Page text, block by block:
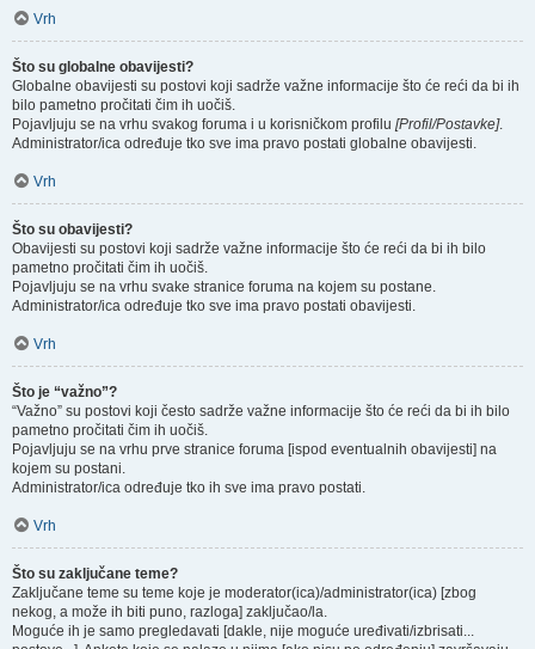
Vrh
Što su globalne obavijesti?
Globalne obavijesti su postovi koji sadrže važne informacije što će reći da bi ih
bilo pametno pročitati čim ih uočiš.
Pojavljuju se na vrhu svakog foruma i u korisničkom profilu [Profil/Postavke].
Administrator/ica određuje tko sve ima pravo postati globalne obavijesti.
Vrh
Što su obavijesti?
Obavijesti su postovi koji sadrže važne informacije što će reći da bi ih bilo
pametno pročitati čim ih uočiš.
Pojavljuju se na vrhu svake stranice foruma na kojem su postane.
Administrator/ica određuje tko sve ima pravo postati obavijesti.
Vrh
Što je “važno”?
“Važno” su postovi koji često sadrže važne informacije što će reći da bi ih bilo
pametno pročitati čim ih uočiš.
Pojavljuju se na vrhu prve stranice foruma [ispod eventualnih obavijesti] na
kojem su postani.
Administrator/ica određuje tko ih sve ima pravo postati.
Vrh
Što su zaključane teme?
Zaključane teme su teme koje je moderator(ica)/administrator(ica) [zbog
nekog, a može ih biti puno, razloga] zaključao/la.
Moguće ih je samo pregledavati [dakle, nije moguće uređivati/izbrisati...